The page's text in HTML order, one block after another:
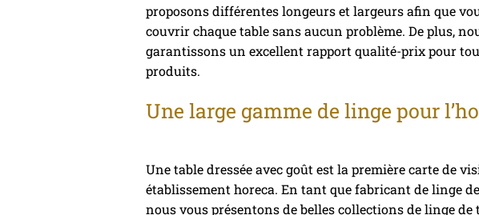
proposons différentes longeurs et largeurs afin que
couvrir chaque table sans aucun problème. De plus,
garantissons un excellent rapport qualité-prix pour
produits.
Une large gamme de linge pour
Une table dressée avec goût est la première carte de
établissement horeca. En tant que fabricant de linge
nous vous présentons de belles collections de linge de